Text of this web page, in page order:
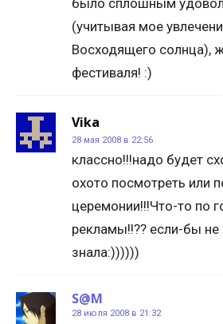
было сплошным
(учитывая мое
Восходящего солнца),
фестиваля! :)
Vika
28 мая 2008 в 22:56
классно!!!надо будет
охото посмотреть или
церемонии!!!Что-то по
рекламы!!?? если-бы не
знала:))))))
S@M
28 июля 2008 в 21:32